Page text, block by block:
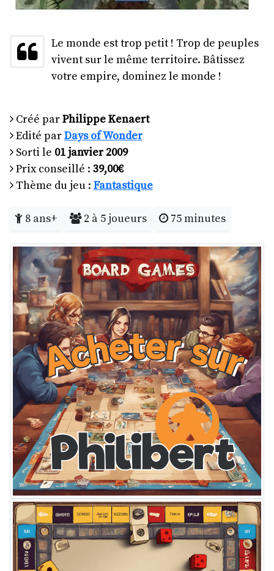
Le monde est trop petit ! Trop de peuples
vivent sur le même territoire. Bâtissez
votre empire, dominez le monde !
Créé parPhilippe Kenaert
Edité parDays of Wonder
Sorti le 01 janvier 2009
Prix conseillé : 39,00€
Thème du jeu : Fantastique
8 ans+ 2 à 5 joueurs 75 minutes